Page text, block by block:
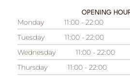
OPENING
Monday
11:00 - 22:00
Tuesday
11:00 - 22:00
Wednesday
11:00 - 22:00
Thursday
11:00 - 22:00